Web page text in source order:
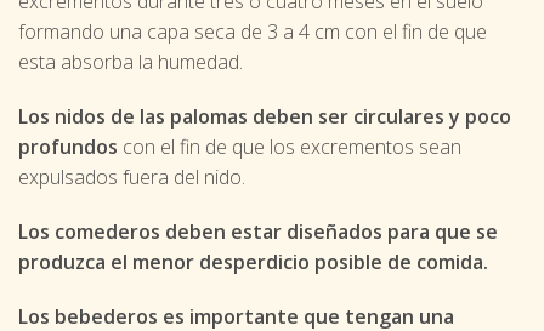
formando una capa seca de 3 a 4 cm con el fin de que
esta absorba la humedad.
Los nidos de las palomas deben ser circulares y poco
profundos con el fin de que los excrementos sean
expulsados fuera del nido.
Los comederos deben estar diseñados para que se
produzca el menor desperdicio posible de comida.
Los bebederos es importante que tengan una